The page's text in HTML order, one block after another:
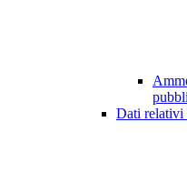
Dati relativi